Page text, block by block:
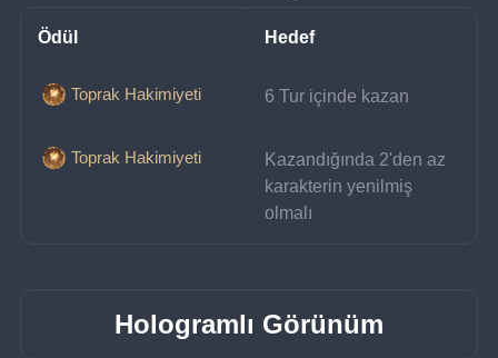
Ödül Hedef
Toprak Hakimiyeti 6 Tur içinde kazan
Toprak Hakimiyeti
Kazandığında 2'den az
karakterin yenilmiş
olmalı
Hologramlı Görünüm